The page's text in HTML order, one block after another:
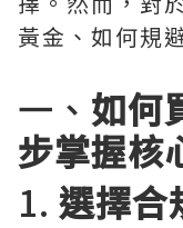
黃金、如何規
一、 如何
步掌握核
1. 選擇合